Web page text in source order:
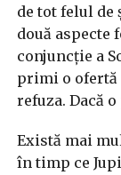
de tot felul de
două aspecte
conjuncție a
primi o ofertă
refuza. Dacă
Există mai
în timp ce